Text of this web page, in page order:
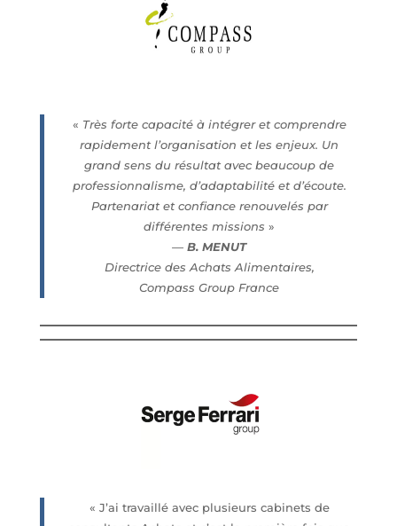
« Très forte capacité à intégrer et comprendre
rapidement l’organisation et les enjeux. Un
grand sens du résultat avec beaucoup de
professionnalisme, d’adaptabilité et d’écoute.
Partenariat et confiance renouvelés par
différentes missions »
—B. MENUT
Directrice des Achats Alimentaires,
Compass Group France
« J’ai travaillé avec plusieurs cabinets de